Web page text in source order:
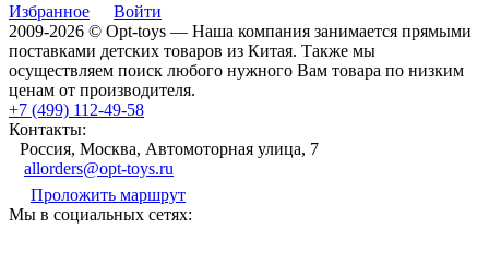
Избранное
Войти
2009-2026 © Opt-toys — Наша компания занимается прямыми
поставками детских товаров из Китая. Также мы
осуществляем поиск любого нужного Вам товара по низким
ценам от производителя.
+7 (499) 112-49-58
Контакты:
Россия, Москва, Автомоторная улица, 7
allorders@opt-toys.ru
Проложить маршрут
Мы в социальных сетях: